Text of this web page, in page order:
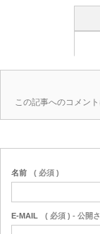
この記事へのコメント
名前 ( 必須 )
E-MAIL ( 必須 ) - 公開